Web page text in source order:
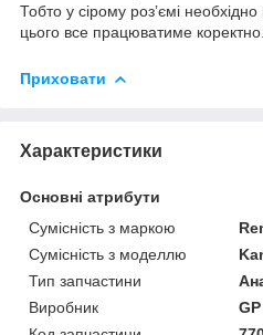
Тобто у сірому розʼємі
цього все працюватиме коректно.
Приховати
Характеристики
Основні атрибути
Сумісність з маркою
Сумісність з моделлю
Тип запчастини
Виробник
GP